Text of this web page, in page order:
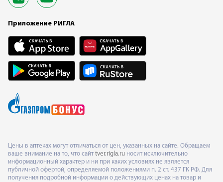
Приложение РИГЛА
Цены в аптеках могут отличаться от цен, указанных на сайте. Обращаем
ваше внимание на то, что сайт tver.rigla.ru носит исключительно
информационный характер и ни при каких условиях не является
публичной офертой, определяемой положениями п. 2 ст. 437 ГК РФ. Для
получения подробной информации о действующих ценах на товар и